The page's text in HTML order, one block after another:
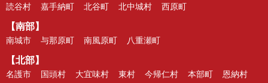
読谷村 嘉手納町 北谷町 北中城村 西原町
【南部】
南城市 与那原町 南風原町 八重瀬町
【北部】
名護市 国頭村 大宜味村 東村 今帰仁村 本部町
恩納村